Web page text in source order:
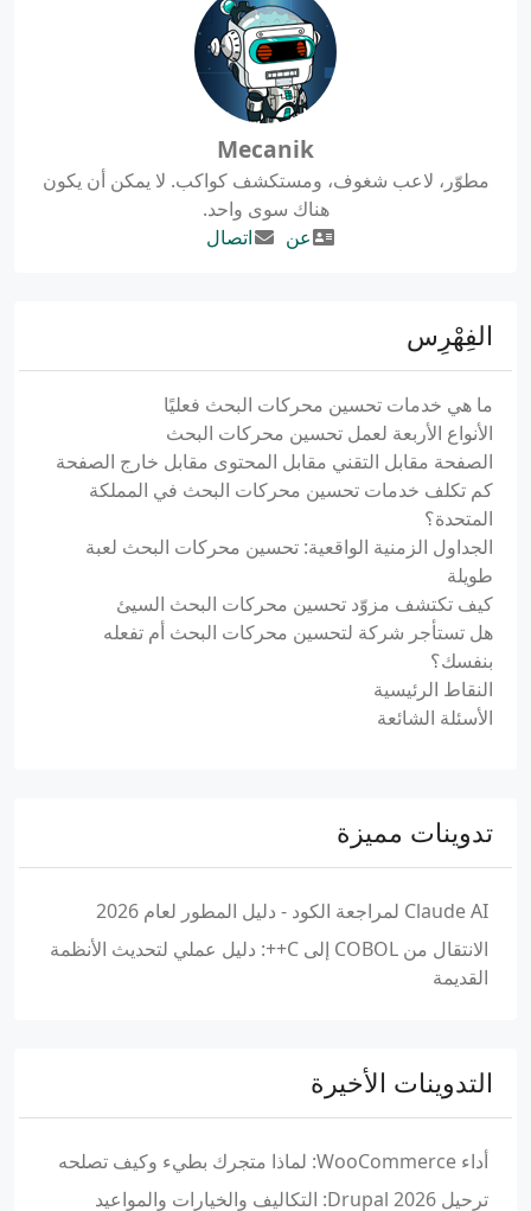
Mecanik
مطوّر، لاعب شغوف، ومستكشف كواكب. لا يمكن أن يكون
هناك سوى واحد.
عن
اتصال
الفِهْرِس
ما هي خدمات تحسين محركات البحث فعليًا
الأنواع الأربعة لعمل تحسين محركات البحث
الصفحة مقابل التقني مقابل المحتوى مقابل خارج الصفحة
كم تكلف خدمات تحسين محركات البحث في المملكة
المتحدة؟
الجداول الزمنية الواقعية: تحسين محركات البحث لعبة
طويلة
كيف تكتشف مزوّد تحسين محركات البحث السيئ
هل تستأجر شركة لتحسين محركات البحث أم تفعله
بنفسك؟
النقاط الرئيسية
الأسئلة الشائعة
تدوينات مميزة
Claude AI لمراجعة الكود - دليل المطور لعام 2026
الانتقال من COBOL إلى C++: دليل عملي لتحديث الأنظمة
القديمة
التدوينات الأخيرة
أداء WooCommerce: لماذا متجرك بطيء وكيف تصلحه
ترحيل Drupal 2026: التكاليف والخيارات والمواعيد